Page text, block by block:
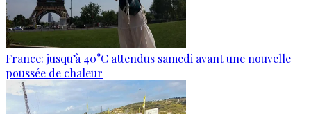
France: jusqu’à 40°C attendus samedi avant une nouvelle
poussée de chaleur